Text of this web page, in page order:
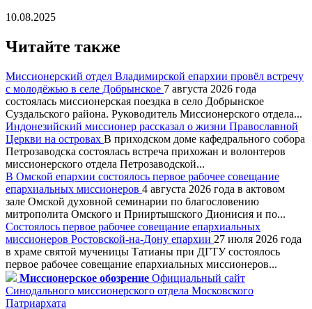
10.08.2025
Читайте также
Миссионерский отдел Владимирской епархии провёл встречу
с молодёжью в селе Добрынское 7 августа 2026 года
состоялась миссионерская поездка в село Добрынское
Суздальского района. Руководитель Миссионерского отдела...
Индонезийский миссионер рассказал о жизни Православной
Церкви на островах В приходском доме кафедрального собора
Петрозаводска состоялась встреча прихожан и волонтеров
миссионерского отдела Петрозаводской...
В Омской епархии состоялось первое рабочее совещание
епархиальных миссионеров 4 августа 2026 года в актовом
зале Омской духовной семинарии по благословению
митрополита Омского и Прииртышского Дионисия и по...
Состоялось первое рабочее совещание епархиальных
миссионеров Ростовской-на-Дону епархии 27 июля 2026 года
в храме святой мученицы Татианы при ДГТУ состоялось
первое рабочее совещание епархиальных миссионеров...
Миссионерское обозрение Официальный сайт
Синодального миссионерского отдела Московского
Патриархата